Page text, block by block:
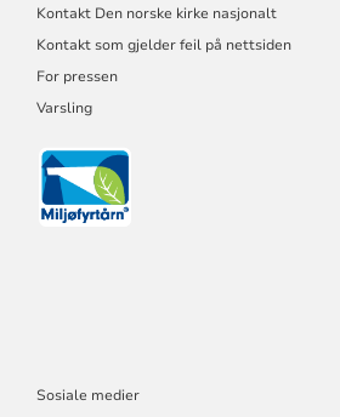
Kontakt Den norske kirke nasjonalt
Kontakt som gjelder feil på nettsiden
For pressen
Varsling
Sosiale medier